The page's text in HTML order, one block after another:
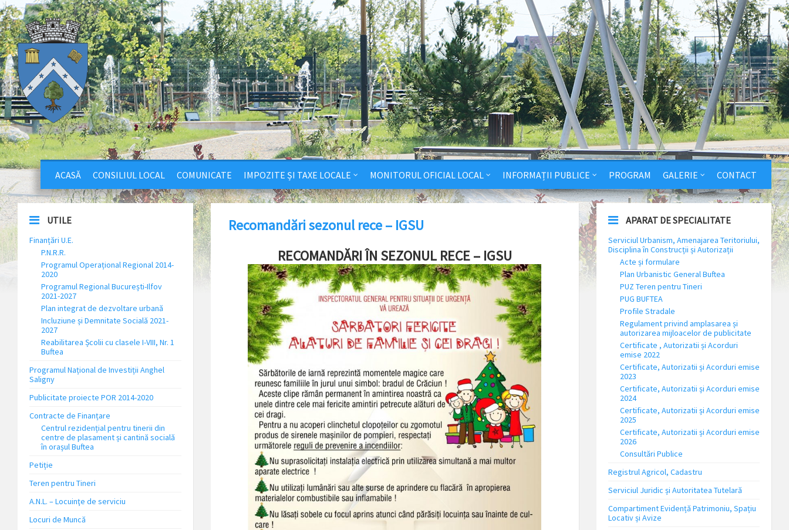
ACASĂ CONSILIUL LOCAL COMUNICATE IMPOZITE ȘI TAXE LOCALE MONITORUL OFICIAL LOCAL INFORMAȚII PUBLICE PROGRAM GALERIE CONTACT
Recomandări sezonul rece – IGSU
RECOMANDĂRI ÎN SEZONUL RECE – IGSU
UTILE
Finanțări U.E.
P.N.R.R.
Programul Operațional Regional 2014-
2020
Programul Regional București-Ilfov
2021-2027
Plan integrat de dezvoltare urbană
Incluziune și Demnitate Socială 2021-
2027
Reabilitarea Școlii cu clasele I-VIII, Nr. 1
Buftea
Programul Național de Investiții Anghel
Saligny
Publicitate proiecte POR 2014-2020
Contracte de Finanțare
Centrul rezidențial pentru tinerii din
centre de plasament și cantină socială
în orașul Buftea
Petiție
Teren pentru Tineri
A.N.L. – Locuinţe de serviciu
Locuri de Muncă
APARAT DE SPECIALITATE
Serviciul Urbanism, Amenajarea Teritoriului,
Disciplina în Construcții și Autorizații
Acte și formulare
Plan Urbanistic General Buftea
PUZ Teren pentru Tineri
PUG BUFTEA
Profile Stradale
Regulament privind amplasarea și
autorizarea mijloacelor de publicitate
Certificate , Autorizatii și Acorduri
emise 2022
Certificate, Autorizatii și Acorduri emise
2023
Certificate, Autorizatii și Acorduri emise
2024
Certificate, Autorizatii și Acorduri emise
2025
Certificate, Autorizatii și Acorduri emise
2026
Consultări Publice
Registrul Agricol, Cadastru
Serviciul Juridic și Autoritatea Tutelară
Compartiment Evidență Patrimoniu, Spațiu
Locativ și Avize